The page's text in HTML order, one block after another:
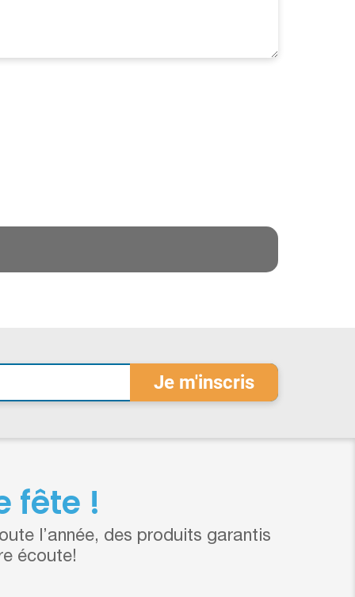
fête !
l’année, des produits garantis
écoute!